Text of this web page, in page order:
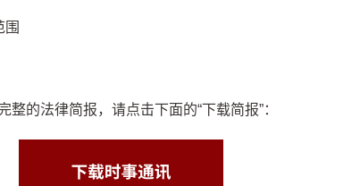
围
的法律简报，请点击下面的“下载简报”：